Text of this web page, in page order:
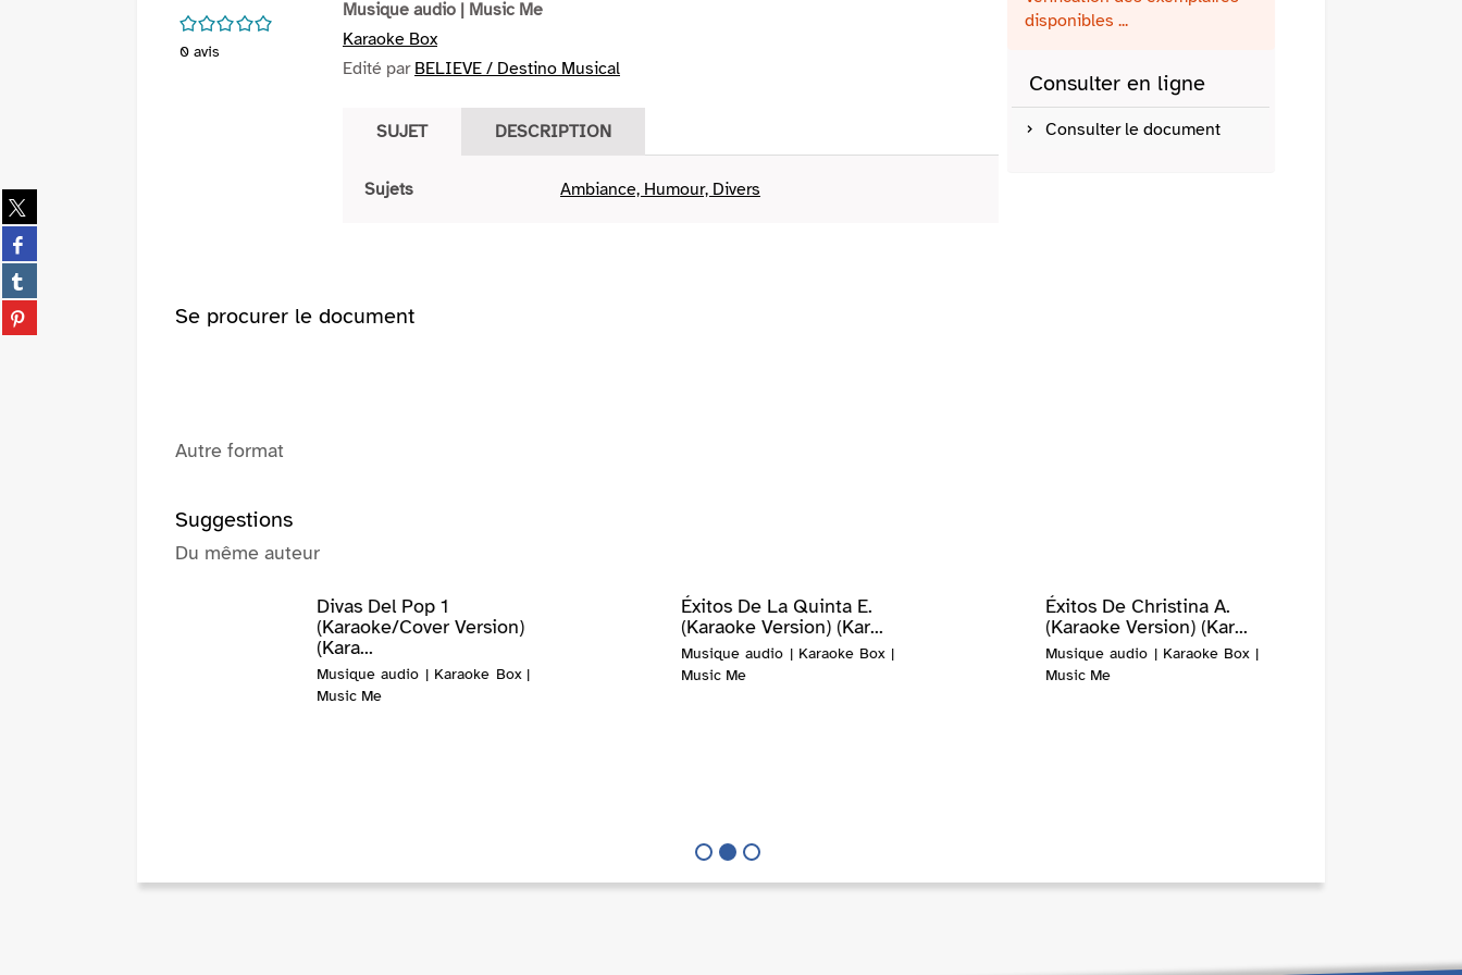
Partager
sur
twitter
(Nouvelle
fenêtre)
Partager
sur
facebook
(Nouvelle
fenêtre)
Partager
sur
tumblr
Partager
sur
/5
0 avis
Musique audio | Music Me
Karaoke Box
Edité par BELIEVE / Destino Musical
SUJET DESCRIPTION
Sujets Ambiance, Humour, Divers
disponibles ...
Consulter en ligne
Consulter le document
Se procurer le document
Autre format
Suggestions
Du même auteur
Éxitos De La Quinta E.
(Karaoke Version) (Kar...
Musique audio | Karaoke Box |
Music Me
Éxitos De Christina A.
(Karaoke Version) (Kar...
Musique audio | Karaoke Box |
Music Me
Divas Del Pop 1
(Karaoke/Cover Version)
(Kara...
Musique audio | Karaoke Box |
Music Me